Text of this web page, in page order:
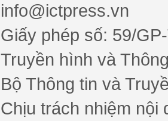
info@ictpress.vn
Giấy phép số: 59/
Truyền hình và
Bộ Thông tin và
Chịu trách nhiệm nội